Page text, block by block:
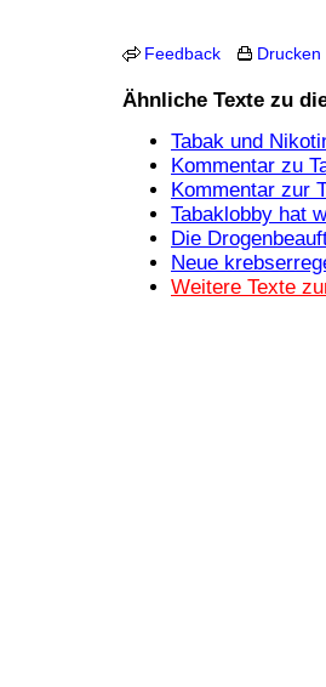
Feedback Drucken
Ähnliche Texte zu
Tabak und
Kommentar zu
Kommentar zur
Tabaklobby hat
Die
Neue
Weitere Texte